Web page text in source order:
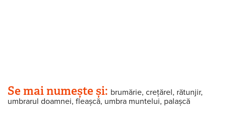
Se mai numește și: brumărie, crețărel, rătunjir,
umbrarul doamnei, fleașcă, umbra muntelui, palașcă